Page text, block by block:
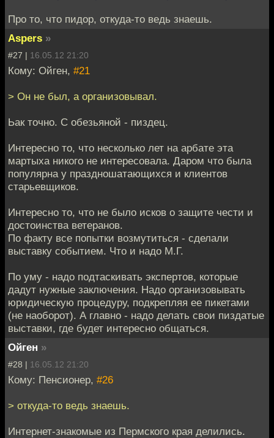
Про то, что пидор, откуда-то ведь знаешь.
Aspers »
#27 | 16.05.12 21:20
Кому: Ойген, #21
> Он не был, а организовывал.
Ьак точно. С обезьяной - пиздец.
Интересно то, что несколько лет на арбате эта
мартыха никого не интересовала. Даром что была
популярна у праздношатающихся и клиентов
старьевщиков.
Интересно то, что не было исков о защите чести и
достоинства ветеранов.
По факту все попытки возмутиться - сделали
выставку событием. Что и надо М.Г.
По уму - надо подтаскивать экспертов, которые
дадут нужные заключения. Надо организовывать
юридическую процедуру, подкрепляя ее пикетами
(не наоборот). А главно - надо делать свои пиздатые
выставки, где будет интересно общаться.
Ойген »
#28 | 16.05.12 21:20
Кому: Пенсионер, #26
> откуда-то ведь знаешь.
Интернет-знакомые из Пермского края делились.